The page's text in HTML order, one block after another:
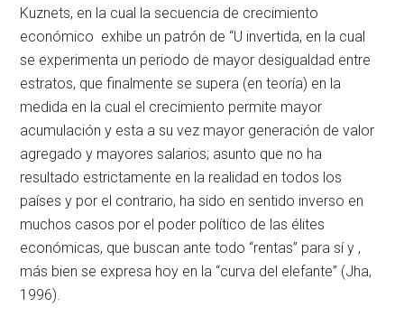
Kuznets, en la cual la secuencia de crecimiento
económico exhibe un patrón de “U invertida, en la cual
se experimenta un periodo de mayor desigualdad entre
estratos, que finalmente se supera (en teoría) en la
medida en la cual el crecimiento permite mayor
acumulación y esta a su vez mayor generación de valor
agregado y mayores salarios; asunto que no ha
resultado estrictamente en la realidad en todos los
países y por el contrario, ha sido en sentido inverso en
muchos casos por el poder político de las élites
económicas, que buscan ante todo “rentas” para sí y ,
más bien se expresa hoy en la “curva del elefante” (Jha,
1996).